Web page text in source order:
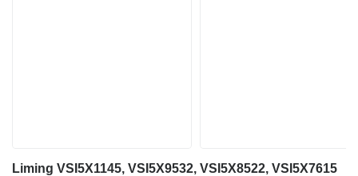
Liming VSI5X1145, VSI5X9532, VSI5X8522, VSI5X7615